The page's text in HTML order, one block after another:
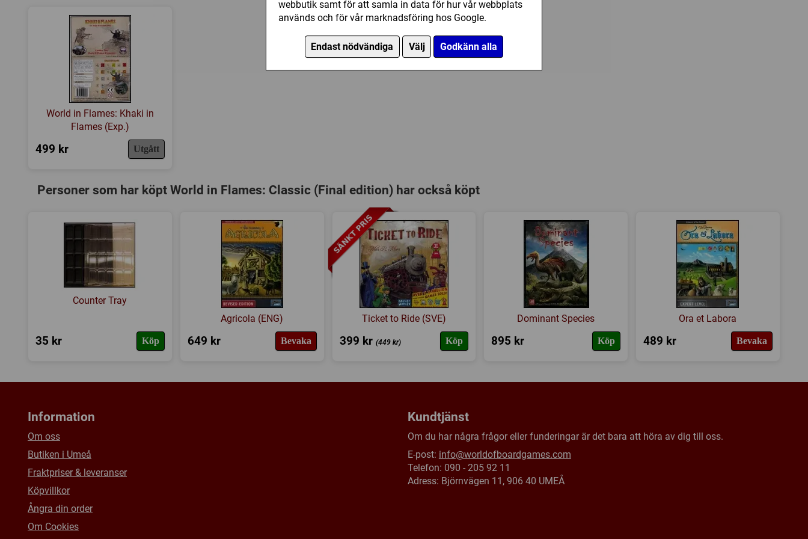
webbutik samt för att samla in data för hur vår webbplats
används och för vår marknadsföring hos Google.
Endast nödvändiga Välj Godkänn alla
Regelbok på engelska
Försälj. rank:17813/18138
World in Flames: Khaki in
Flames (Exp.)
499 kr Utgått
Personer som har köpt World in Flames: Classic (Final edition) har också köpt
Counter Tray
35 kr Köp
Agricola (ENG)
649 kr Bevaka
Ticket to Ride (SVE)
399 kr (449 kr) Köp
Dominant Species
895 kr Köp
Ora et Labora
489 kr Bevaka
Information
Om oss
Butiken i Umeå
Fraktpriser & leveranser
Köpvillkor
Ångra din order
Om Cookies
Kundtjänst
Om du har några frågor eller funderingar är det bara att höra av dig till oss.
E-post: info@worldofboardgames.com
Telefon: 090 - 205 92 11
Adress: Björnvägen 11, 906 40 UMEÅ